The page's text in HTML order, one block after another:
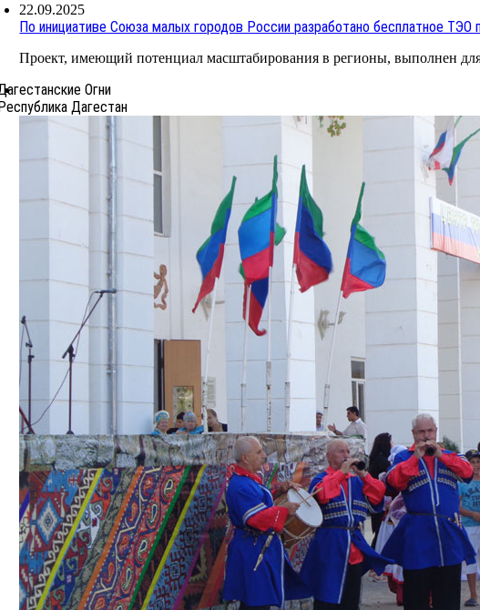
22.09.2025
По инициативе Союза малых городов России разработано бесплатное
Проект, имеющий потенциал масштабирования в регионы, выполнен
Огни
Дагестан